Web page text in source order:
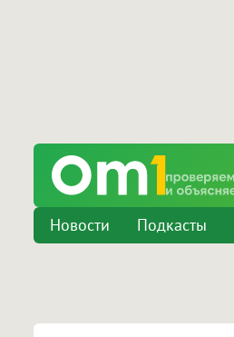
Новости Подкасты